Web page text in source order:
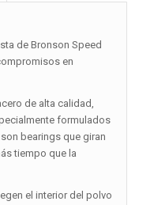
de Bronson Speed
en
de alta calidad,
formulados
bearings que giran
tiempo que la
el interior del polvo